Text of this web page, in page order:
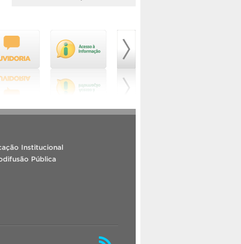
Institucional
Pública